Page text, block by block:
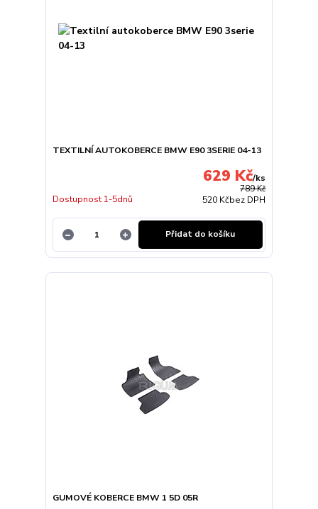
TEXTILNÍ AUTOKOBERCE BMW E90 3SERIE 04-13
789 Kč
629 Kč/ks
520 Kčbez DPH
Dostupnost 1-5dnů
Přidat do košíku
GUMOVÉ KOBERCE BMW 1 5D 05R